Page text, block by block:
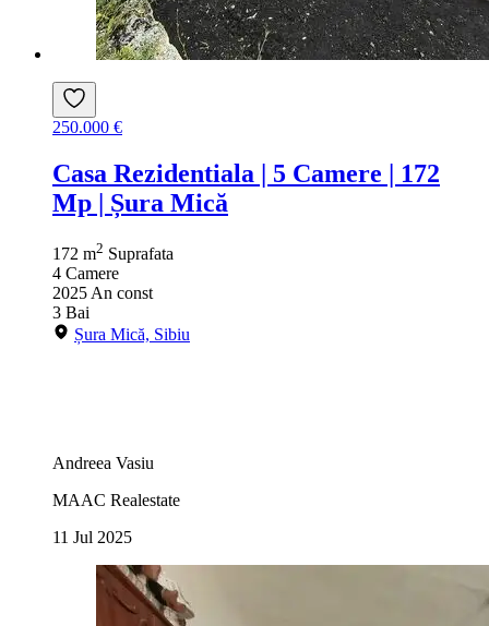
250.000 €
Casa Rezidentiala | 5 Camere | 172
Mp | Șura Mică
172 m2 Suprafata
4 Camere
2025 An const
3 Bai
Șura Mică, Sibiu
Andreea Vasiu
MAAC Realestate
11 Jul 2025